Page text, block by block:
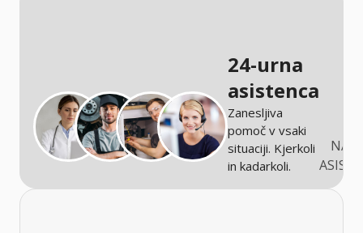
24-urna
asistenca
Zanesljiva
pomoč v vsaki
situaciji. Kjerkoli
in kadarkoli.